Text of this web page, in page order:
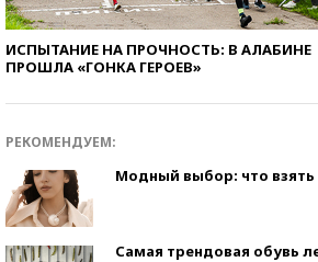
ИСПЫТАНИЕ НА ПРОЧНОСТЬ: В АЛАБИНЕ
ПРОШЛА «ГОНКА ГЕРОЕВ»
РЕКОМЕНДУЕМ:
Модный выбор: что взять
Самая трендовая обувь